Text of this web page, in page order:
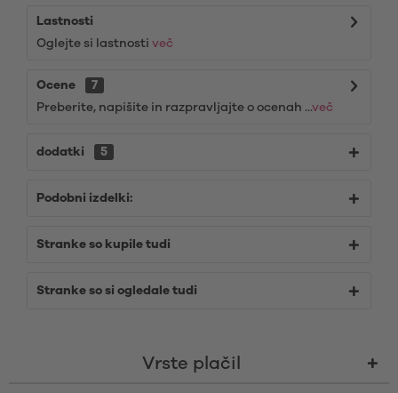
Lastnosti
Oglejte si lastnosti več
Ocene
7
Preberite, napišite in razpravljajte o ocenah ...več
dodatki 5
Podobni izdelki:
Stranke so kupile tudi
Stranke so si ogledale tudi
Vrste plačil